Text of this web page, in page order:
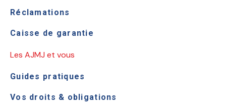
Réclamations
Caisse de garantie
Les AJMJ et vous
Guides pratiques
Vos droits & obligations